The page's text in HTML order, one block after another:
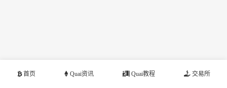
首页 Quai资讯 Quai教程 交易所